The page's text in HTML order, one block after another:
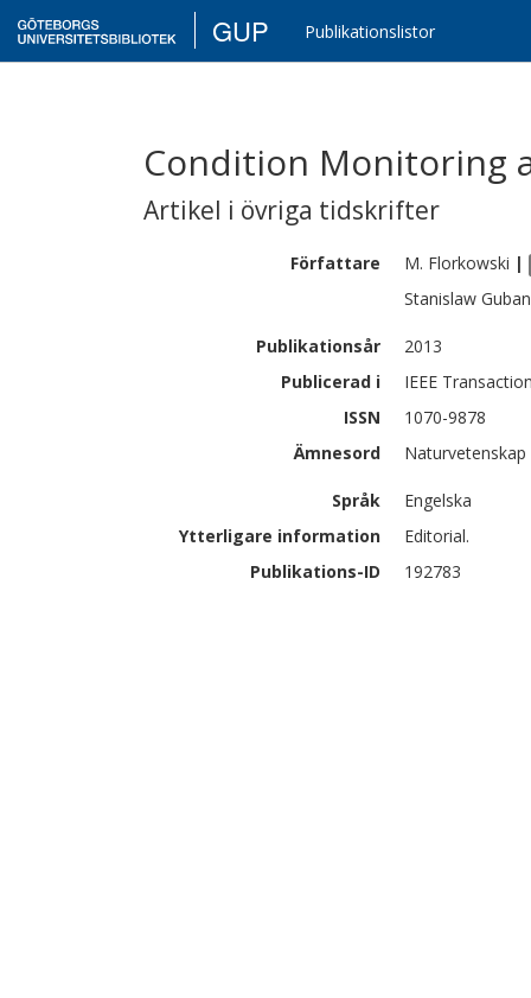
GUP Publikationslistor
Condition Monitoring
Artikel i övriga tidskrifter
Författare M. Florkowski |
Stanislaw
Publikationsår
2013
Publicerad i
IEEE
ISSN
1070-9878
Ämnesord
Språk
Engelska
Ytterligare information
Editorial.
Publikations-ID
192783